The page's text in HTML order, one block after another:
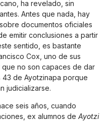
ha revelado, sin
Antes que nada, hay
documentos oficiales
emitir conclusiones a partir
sentido, es bastante
Cox, uno de sus
no son capaces de dar
de Ayotzinapa porque
judicializarse.
seis años, cuando
ex alumnos de Ayotzi